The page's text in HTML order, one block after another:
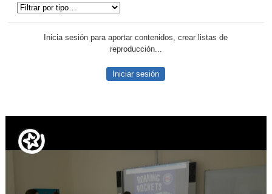
Inicia sesión para aportar contenidos, crear listas de
reproducción...
Iniciar sesión